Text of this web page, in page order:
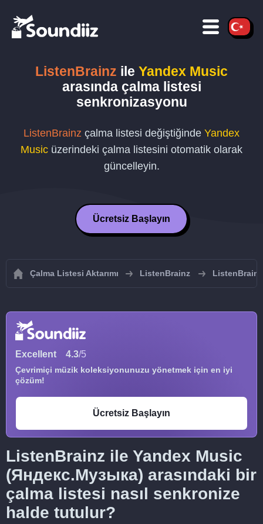
ListenBrainz ile Yandex Music
arasında çalma listesi
senkronizasyonu
ListenBrainz çalma listesi değiştiğinde Yandex
Music üzerindeki çalma listesini otomatik olarak
güncelleyin.
Ücretsiz Başlayın
Çalma Listesi Aktarımı ListenBrainz
Excellent 4.3/5
Çevrimiçi müzik koleksiyonunuzu yönetmek için en iyi
çözüm!
Ücretsiz Başlayın
ListenBrainz ile Yandex Music
(Яндекс.Музыка) arasındaki bir
çalma listesi nasıl senkronize
halde tutulur?